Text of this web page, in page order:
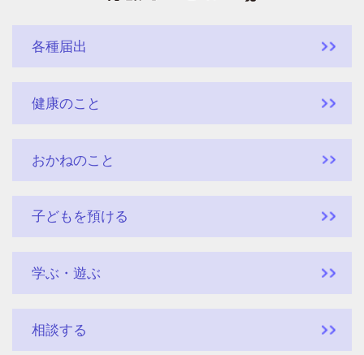
各種届出
健康のこと
おかねのこと
子どもを預ける
学ぶ・遊ぶ
相談する